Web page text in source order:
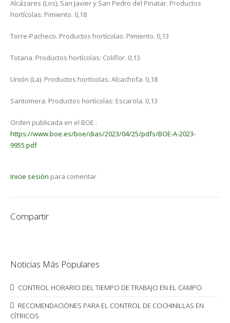
Alcázares (Los), San Javier y San Pedro del Pinatar. Productos
hortícolas: Pimiento. 0,18
Torre-Pacheco. Productos hortícolas: Pimiento. 0,13
Totana. Productos hortícolas: Coliflor. 0,13
Unión (La). Productos hortícolas: Alcachofa. 0,18
Santomera. Productos hortícolas: Escarola. 0,13
Orden publicada en el BOE :
https://www.boe.es/boe/dias/2023/04/25/pdfs/BOE-A-2023-
9955.pdf
Inicie sesión para comentar
Compartir
Noticias Más Populares
CONTROL HORARIO DEL TIEMPO DE TRABAJO EN EL CAMPO.
RECOMENDACIONES PARA EL CONTROL DE COCHINILLAS EN
CÍTRICOS